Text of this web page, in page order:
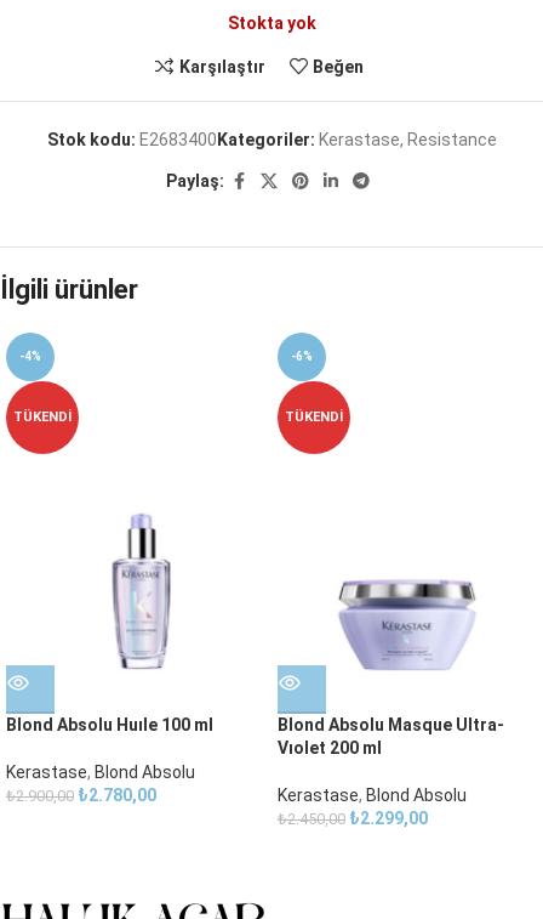
Stokta yok
Karşılaştır Beğen
Stok kodu: E2683400Kategoriler: Kerastase, Resistance
Paylaş:
İlgili ürünler
-4%
Blond Absolu Huıle 100 ml
Kerastase, Blond Absolu
₺2.900,00 ₺2.780,00
-6%
Blond Absolu Masque Ultra-
Vıolet 200 ml
Kerastase, Blond Absolu
₺2.450,00 ₺2.299,00